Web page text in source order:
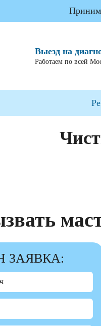
Выезд на
Работаем по всей
ЗАЯВКА: